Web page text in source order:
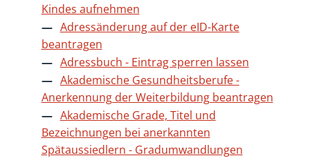
Kindes aufnehmen
Adressänderung auf der eID-Karte
beantragen
Adressbuch - Eintrag sperren lassen
Akademische Gesundheitsberufe -
Anerkennung der Weiterbildung beantragen
Akademische Grade, Titel und
Bezeichnungen bei anerkannten
Spätaussiedlern - Gradumwandlungen